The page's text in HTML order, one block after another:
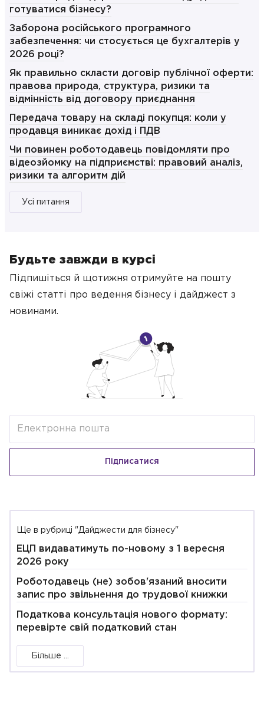
готуватися бізнесу?
Заборона російського програмного
забезпечення: чи стосується це бухгалтерів у
2026 році?
Як правильно скласти договір публічної оферти:
правова природа, структура, ризики та
відмінність від договору приєднання
Передача товару на складі покупця: коли у
продавця виникає дохід і ПДВ
Чи повинен роботодавець повідомляти про
відеозйомку на підприємстві: правовий аналіз,
ризики та алгоритм дій
Усі питання
Будьте завжди в курсі
Підпишіться й щотижня отримуйте на пошту
свіжі статті про ведення бізнесу і дайджест з
новинами.
Підписатися
Ще в рубриці "Дайджести для бізнесу"
ЕЦП видаватимуть по-новому з 1 вересня
2026 року
Роботодавець (не) зобов'язаний вносити
запис про звільнення до трудової книжки
Податкова консультація нового формату:
перевірте свій податковий стан
Більше ...